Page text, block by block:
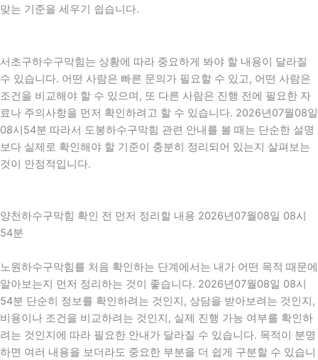
맞는 기준을 세우기 쉽습니다.
서초구하수구막힘는 상황에 따라 중요하게 봐야 할 내용이 달라질
수 있습니다. 어떤 사람은 빠른 문의가 필요할 수 있고, 어떤 사람은
조건을 비교해야 할 수 있으며, 또 다른 사람은 진행 전에 필요한 자
료나 주의사항을 먼저 확인하려고 할 수 있습니다. 2026년07월08일
08시54분 따라서 도봉하수구막힘 관련 안내를 볼 때는 단순한 설명
보다 실제로 확인해야 할 기준이 충분히 정리되어 있는지 살펴보는
것이 안정적입니다.
양천하수구막힘 확인 전 먼저 정리할 내용 2026년07월08일 08시
54분
노원하수구막힘를 처음 확인하는 단계에서는 내가 어떤 목적 때문에
알아보는지 먼저 정리하는 것이 좋습니다. 2026년07월08일 08시
54분 단순히 정보를 확인하려는 것인지, 상담을 받아보려는 것인지,
비용이나 조건을 비교하려는 것인지, 실제 진행 가능 여부를 확인하
려는 것인지에 따라 필요한 안내가 달라질 수 있습니다. 목적이 분명
하면 여러 내용을 보더라도 중요한 부분을 더 쉽게 구분할 수 있습니